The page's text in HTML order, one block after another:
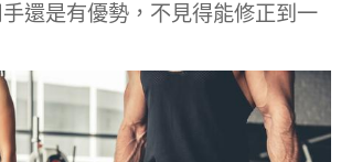
還是有優勢，不見得能修正到一